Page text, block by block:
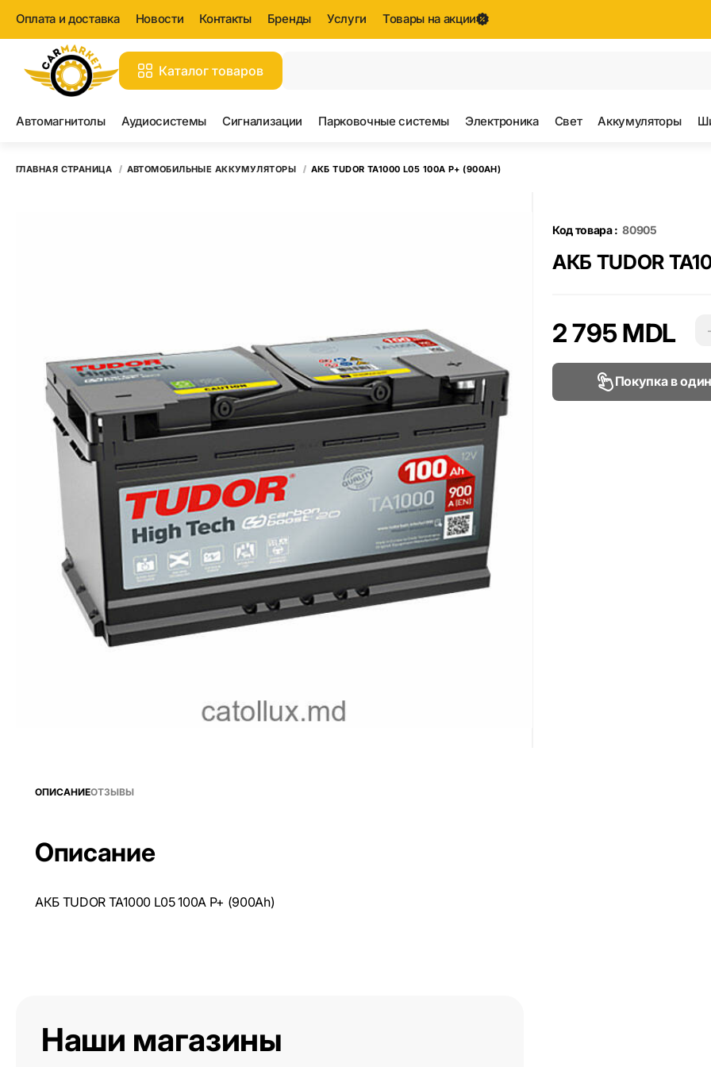
Оплата и доставка Новости Контакты Бренды Услуги Товары на акции
Каталог товаров
Все результаты поиска [0 товаров]
Автомагнитолы Аудиосистемы Сигнализации Парковочные системы Электроника Свет Аккумуляторы
ГЛАВНАЯ СТРАНИЦА АВТОМОБИЛЬНЫЕ АККУМУЛЯТОРЫ АКБ TUDOR TA1000 L05 100A P+ (900AH)
Код товара : 80905
АКБ TUDOR
2 795 MDL
Покупка в
ОПИСАНИЕОТЗЫВЫ
Описание
АКБ TUDOR TA1000 L05 100A P+ (900Ah)
Наши магазины